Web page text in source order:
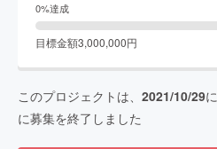
0%達成
目標金額3,000,000円
このプロジェクトは、 2021/10/29
に募集を終了しました